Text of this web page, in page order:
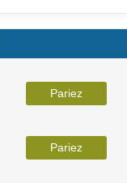
Pariez
Pariez